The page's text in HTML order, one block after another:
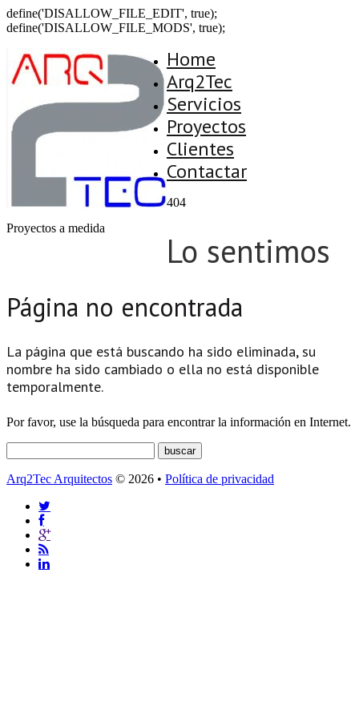
define('DISALLOW_FILE_EDIT', true);
define('DISALLOW_FILE_MODS', true);
Proyectos a medida
Home
Arq2Tec
Servicios
Proyectos
Clientes
Contactar
404
Lo sentimos
Página no encontrada
La página que está buscando ha sido eliminada, su
nombre ha sido cambiado o ella no está disponible
temporalmente.
Por favor, use la búsqueda para encontrar la información en Internet.
Arq2Tec Arquitectos © 2026 • Política de privacidad